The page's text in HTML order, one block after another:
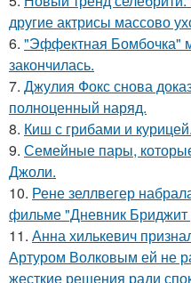
другие актрисы массово
6. "Эффектная Бомбочка"
закончилась.
7. Джулия Фокс снова
полноценный наряд.
8. Киш с грибами и курицей.
9. Семейные пары,
Джоли.
10. Рене зеллвегер
фильме "Дневник
11. Анна хилькевич
Артуром Волковым ей не
жесткие решения ради